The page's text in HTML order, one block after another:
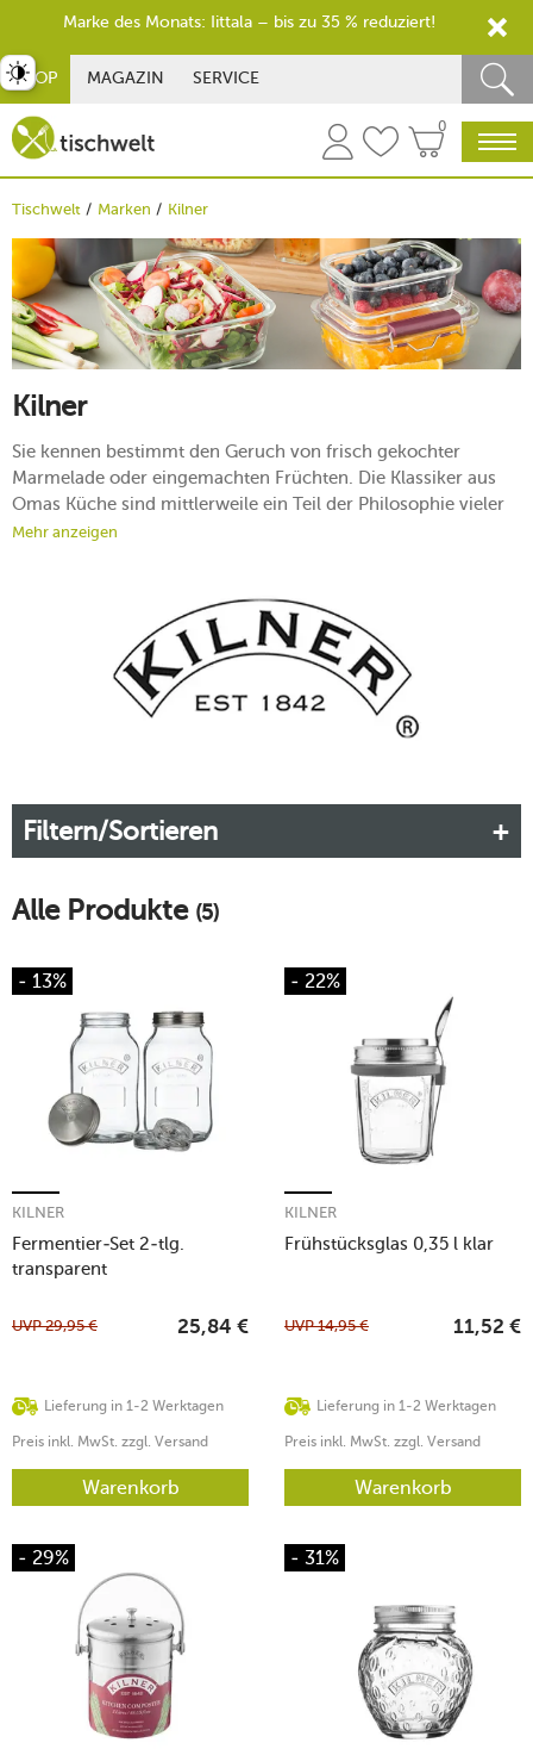
SHOP MAGAZIN SERVICE
0
Tischwelt Marken Kilner
Kilner
Sie kennen bestimmt den Geruch von frisch gekochter
Marmelade oder eingemachten Früchten. Die Klassiker aus
Omas Küche sind mittlerweile ein Teil der Philosophie vieler
junger Menschen geworden. Der Trend geht zum
herausragende Glasprodukte aus dem Bereich der
Lebensmittelaufbewahrung. Und nicht erst seit heute fertigt
Kilner nachhaltige Produkte aus hochwertigen Materialien.
Mehr erfahren!
Mehr anzeigen
Filtern/Sortieren
Alle Produkte (5)
- 13%
Fermentier-Set 2-tlg.
transparent
KILNER
Lieferung in 1-2 Werktagen
UVP29,95 € 25,84 €
Preis inkl. MwSt. zzgl. Versand
Warenkorb
- 22%
Frühstücksglas 0,35 l klar
KILNER
Lieferung in 1-2 Werktagen
UVP14,95 € 11,52 €
Preis inkl. MwSt. zzgl. Versand
Warenkorb
- 29% - 31%
umschalten
Marke des Monats: Iittala – bis zu 35 % reduziert!